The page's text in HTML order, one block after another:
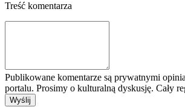
Treść komentarza
Publikowane komentarze są prywatnymi
portalu. Prosimy o kulturalną dyskusję. Cały